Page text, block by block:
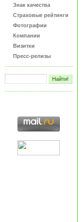
Знак качества
Страховые рейтинги
Фотографии
Компании
Визитки
Пресс-релизы